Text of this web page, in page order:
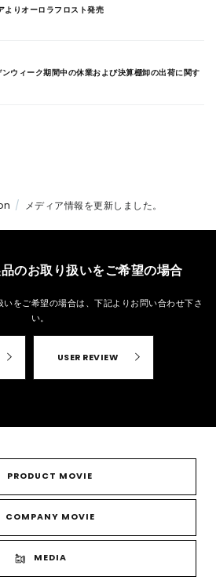
よりオーロラフロスト発売
ウィーク期間中の休業および決算棚卸の出荷に関す
メディア情報を更新しました。
のお取り扱いをご希望の場合
をご希望の場合は、 下記よりお問い合わせ下さ
い。
USER REVIEW
PRODUCT MOVIE
COMPANY MOVIE
MEDIA